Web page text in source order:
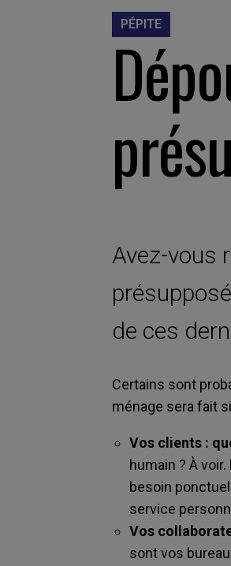
PÉPITE
Avez-vous
de ces
Certains sont
ménage sera fait
Vos clients :
humain ? À
besoin
service
Vos
sont vos